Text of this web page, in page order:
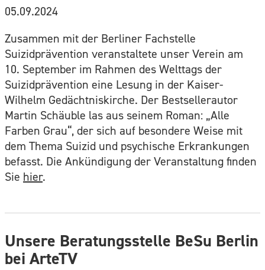
05.09.2024
Zusammen mit der Berliner Fachstelle
Suizidprävention veranstaltete unser Verein am
10. September im Rahmen des Welttags der
Suizidprävention eine Lesung in der Kaiser-
Wilhelm Gedächtniskirche. Der Bestsellerautor
Martin Schäuble las aus seinem Roman: „Alle
Farben Grau“, der sich auf besondere Weise mit
dem Thema Suizid und psychische Erkrankungen
befasst. Die Ankündigung der Veranstaltung finden
Sie hier.
Unsere Beratungsstelle BeSu Berlin
bei ArteTV